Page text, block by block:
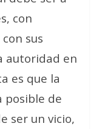
con
sus
autoridad en
es que la
posible de
ser un vicio,